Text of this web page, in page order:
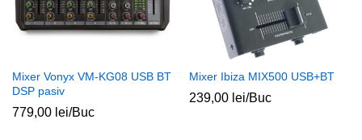
Mixer Vonyx VM-KG08 USB BT
DSP pasiv
779,00 lei/Buc
Mixer Ibiza MIX500 USB+BT
239,00 lei/Buc